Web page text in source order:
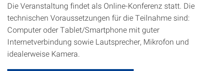
Die Veranstaltung findet als Online-Konferenz statt. Die
technischen Voraussetzungen für die Teilnahme sind:
Computer oder Tablet/Smartphone mit guter
Internetverbindung sowie Lautsprecher, Mikrofon und
idealerweise Kamera.